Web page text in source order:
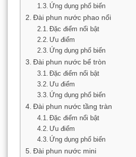
Ứng dụng phổ biến
Đài phun nước phao nổi
Đặc điểm nổi bật
Ưu điểm
Ứng dụng phổ biến
Đài phun nước bể tròn
Đặc điểm nổi bật
Ưu điểm
Ứng dụng phổ biến
Đài phun nước tầng tràn
Đặc điểm nổi bật
Ưu điểm
Ứng dụng phổ biến
Đài phun nước mini